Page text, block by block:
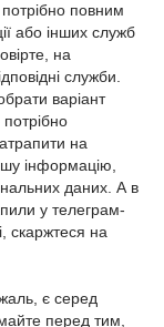
повним
або інших служб
на
служби.
варіант
на
інформацію,
даних. А в
у телеграм-
скаржтеся на
є серед
перед тим,